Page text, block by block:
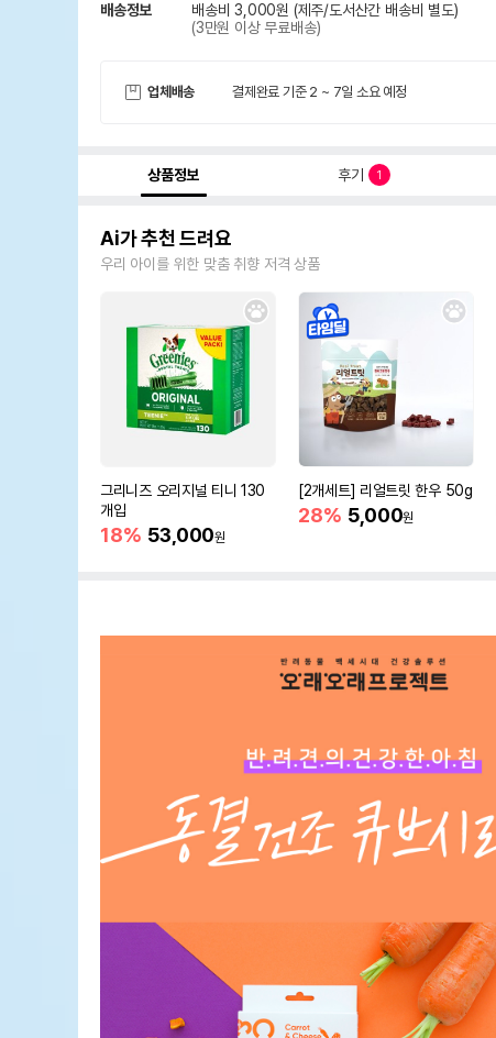
배송정보 배송비 3,000원 (제주/도서산간 배송비 별도)
(3만원 이상 무료배송)
업체배송 결제완료 기준 2 ~ 7일 소요 예정
상품정보 후기 1
Ai가 추천 드려요
우리 아이를 위한 맞춤 취향 저격 상품
그리니즈 오리지널 티니 130
개입
18% 53,000원
[2개세트] 리얼트릿 한우 50g
28% 5,000원